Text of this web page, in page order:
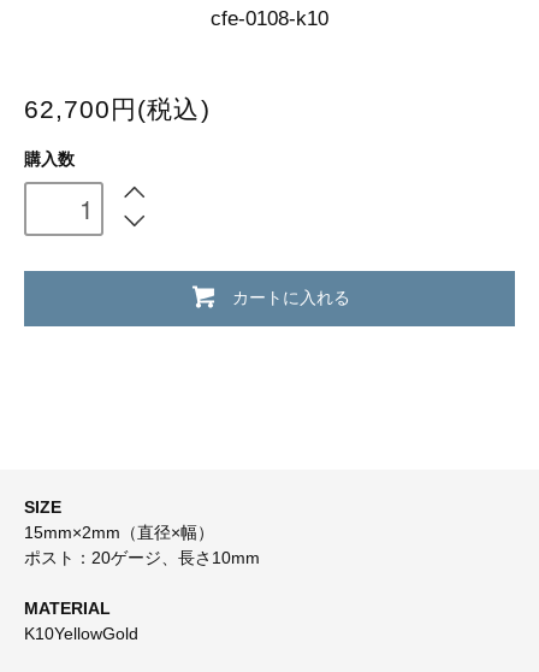
cfe-0108-k10
62,700円(税込)
購入数
カートに入れる
SIZE
15mm×2mm（直径×幅）
ポスト：20ゲージ、長さ10mm
MATERIAL
K10YellowGold